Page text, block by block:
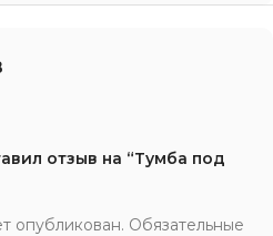
отзыв на “Тумба под
опубликован. Обязательные